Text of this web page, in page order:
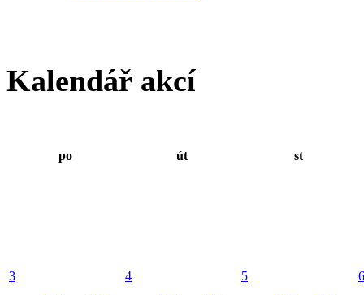
Kalendář akcí
po út st
3
4
5
6